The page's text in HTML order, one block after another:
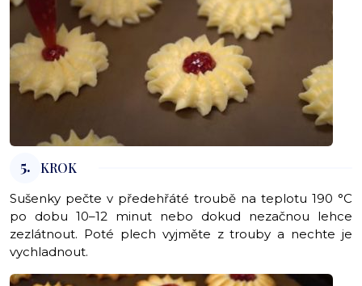
5. KROK
Sušenky pečte v předehřáté troubě na teplotu 190 °C
po dobu 10–12 minut nebo dokud nezačnou lehce
zezlátnout. Poté plech vyjměte z trouby a nechte je
vychladnout.